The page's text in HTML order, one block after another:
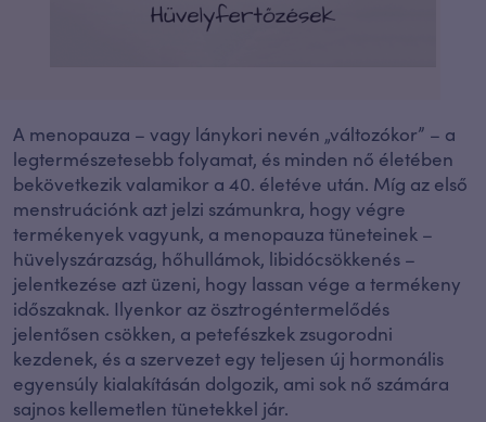
A menopauza – vagy lánykori nevén „változókor” – a
legtermészetesebb folyamat, és minden nő életében
bekövetkezik valamikor a 40. életéve után. Míg az első
menstruációnk azt jelzi számunkra, hogy végre
termékenyek vagyunk, a menopauza tüneteinek –
hüvelyszárazság, hőhullámok, libidócsökkenés –
jelentkezése azt üzeni, hogy lassan vége a termékeny
időszaknak. Ilyenkor az ösztrogéntermelődés
jelentősen csökken, a petefészkek zsugorodni
kezdenek, és a szervezet egy teljesen új hormonális
egyensúly kialakításán dolgozik, ami sok nő számára
sajnos kellemetlen tünetekkel jár.